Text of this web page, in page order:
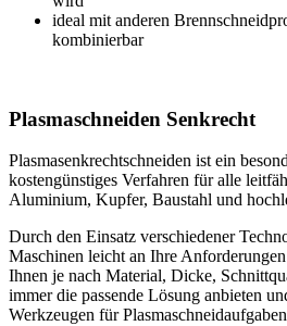
ideal mit anderen
kombinierbar
Plasmaschneiden Senkrecht
Plasmasenkrechtschneiden ist ein
kostengünstiges Verfahren für alle
Aluminium, Kupfer, Baustahl und
Durch den Einsatz verschiedener
Maschinen leicht an Ihre
Ihnen je nach Material, Dicke,
immer die passende Lösung anbieten
Werkzeugen für